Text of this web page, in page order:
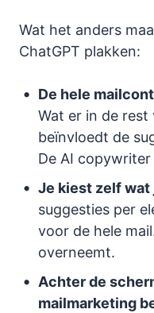
Wat het anders
ChatGPT plakken:
De hele
Wat er in de rest
beïnvloedt de
De AI
Je kiest zelf wat
suggesties per
voor de hele
overneemt.
Achter de
mailmarketing